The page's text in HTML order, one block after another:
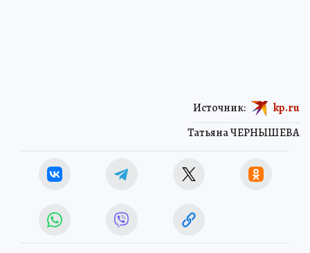
Татьяна ЧЕРНЫШЕВА
Источник: kp.ru